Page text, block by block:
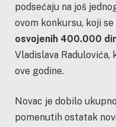
podsećaju na još
ovom konkursu, koji se
osvojenih 400.000
Vladislava
ove godine.
Novac je dobilo
pomenutih ostatak